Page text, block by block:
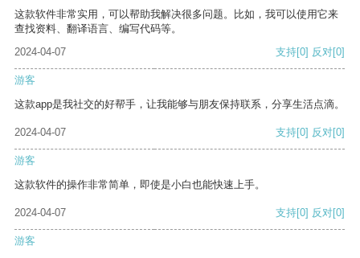
这款软件非常实用，可以帮助我解决很多问题。比如，我可以使用它来
查找资料、翻译语言、编写代码等。
2024-04-07
支持[0] 反对[0]
游客
这款app是我社交的好帮手，让我能够与朋友保持联系，分享生活点滴。
2024-04-07 支持[0] 反对[0]
游客
这款软件的操作非常简单，即使是小白也能快速上手。
2024-04-07 支持[0] 反对[0]
游客